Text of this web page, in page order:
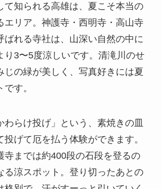
て知られる高雄は、夏こそ本当の
エリア。神護寺・西明寺・高山寺
ばれる寺社は、山深い自然の中に
り3〜5度涼しいです。清滝川のせ
じの緑が美しく、写真好きには夏
す。
わらけ投げ」という、素焼きの皿
投げて厄を払う体験ができます。
寺までは約400段の石段を登るの
る涼スポット。登り切ったあとの